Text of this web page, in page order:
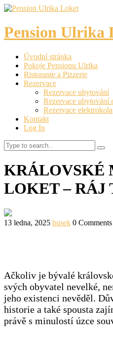
Pension Ulrika
Úvodní stránka
Pokoje Pensionu Ulrika
Ristorante a Pizzerie
Rezervace
Rezervace ubytování
Rezervace ubytování
Rezervace elektrokola
Kontakt
Log In
KRÁLOVSKÉ
LOKET – RÁJ
13 ledna, 2025 busek 0 Comments
Ačkoliv je bývalé
svých obyvatel nevelké,
jeho existenci nevěděl.
historie a také spousta
právě s minulostí úzce